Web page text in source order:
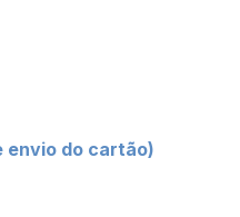
envio do cartão)